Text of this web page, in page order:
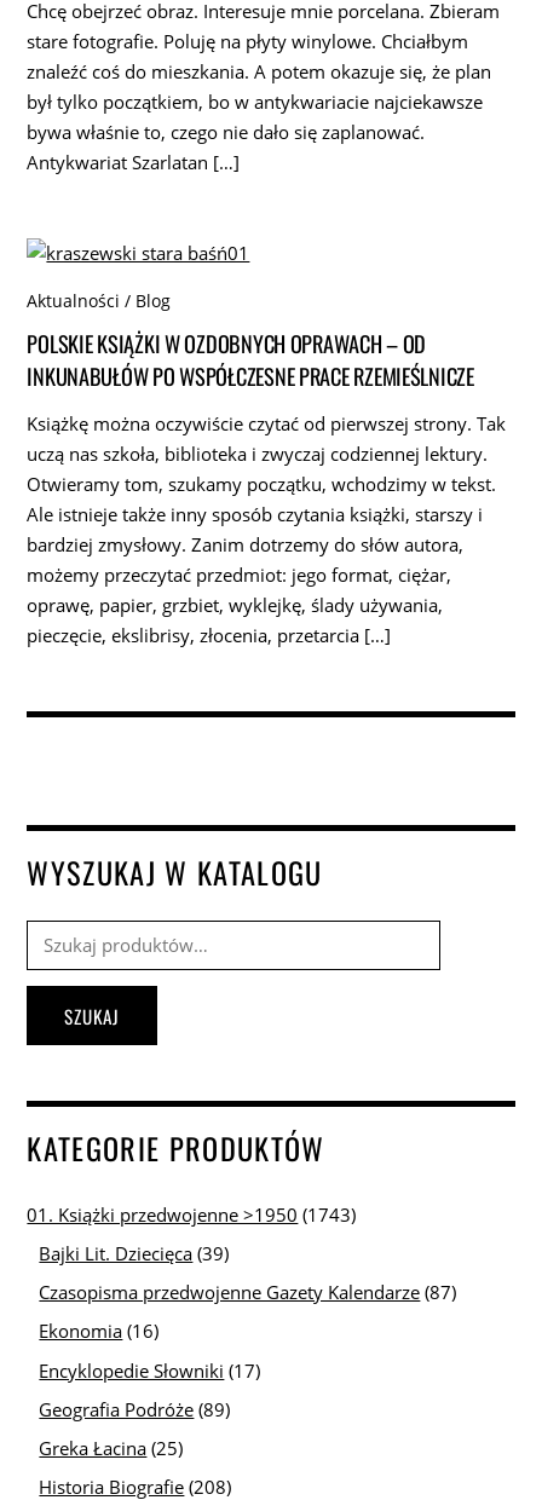
Chcę obejrzeć obraz. Interesuje mnie porcelana. Zbieram
stare fotografie. Poluję na płyty winylowe. Chciałbym
znaleźć coś do mieszkania. A potem okazuje się, że plan
był tylko początkiem, bo w antykwariacie najciekawsze
bywa właśnie to, czego nie dało się zaplanować.
Antykwariat Szarlatan […]
Aktualności / Blog
POLSKIE KSIĄŻKI W OZDOBNYCH OPRAWACH – OD
INKUNABUŁÓW PO WSPÓŁCZESNE PRACE RZEMIEŚLNICZE
Książkę można oczywiście czytać od pierwszej strony. Tak
uczą nas szkoła, biblioteka i zwyczaj codziennej lektury.
Otwieramy tom, szukamy początku, wchodzimy w tekst.
Ale istnieje także inny sposób czytania książki, starszy i
bardziej zmysłowy. Zanim dotrzemy do słów autora,
możemy przeczytać przedmiot: jego format, ciężar,
oprawę, papier, grzbiet, wyklejkę, ślady używania,
pieczęcie, ekslibrisy, złocenia, przetarcia […]
WYSZUKAJ W KATALOGU
Szukaj:
SZUKAJ
KATEGORIE PRODUKTÓW
01. Książki przedwojenne >1950 (1743)
Bajki Lit. Dziecięca (39)
Czasopisma przedwojenne Gazety Kalendarze (87)
Ekonomia (16)
Encyklopedie Słowniki (17)
Geografia Podróże (89)
Greka Łacina (25)
Historia Biografie (208)